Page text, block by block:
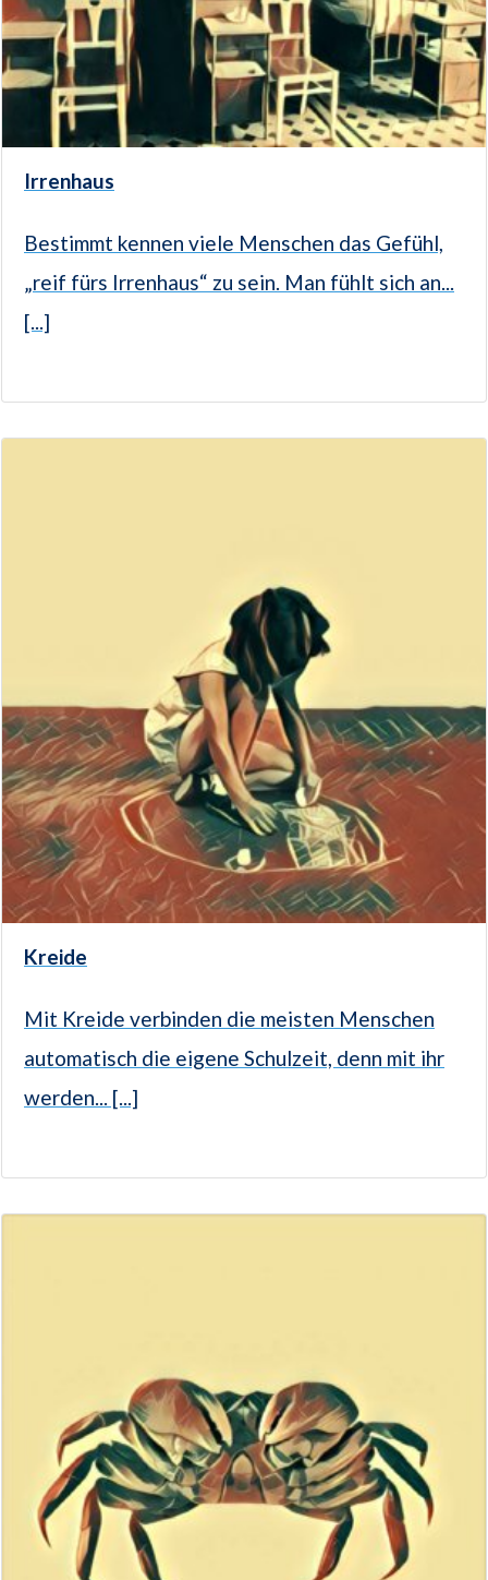
Irrenhaus
Bestimmt kennen viele Menschen das Gefühl,
„reif fürs Irrenhaus“ zu sein. Man fühlt sich an...
[...]
Kreide
Mit Kreide verbinden die meisten Menschen
automatisch die eigene Schulzeit, denn mit ihr
werden... [...]